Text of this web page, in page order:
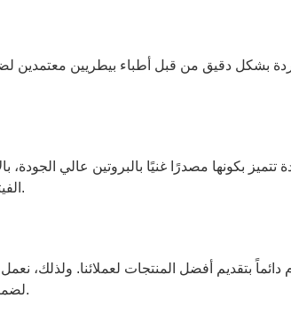
بشكل دقيق من قبل أطباء بيطريين معتمدين
تتميز بكونها مصدرًا غنيًا بالبروتين عالي
الفيتامينات والمعادن الأساسية مثل الحديد والزنك.
بتقديم أفضل المنتجات لعملائنا. ولذلك،
لضمان تقديم لحوم تلبي أعلى المعايير في كل مرة.